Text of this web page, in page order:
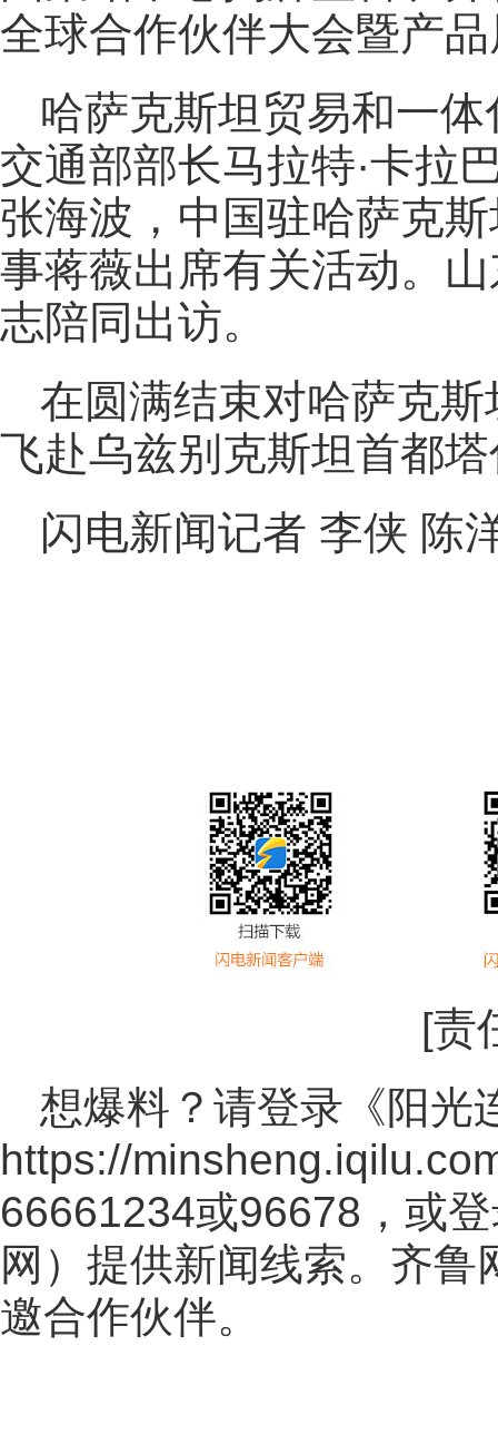
全球合作伙伴大会暨产
哈萨克斯坦贸易和一
交通部部长马拉特·卡拉
张海波，中国驻哈萨克
事蒋薇出席有关活动。
志陪同出访。
在圆满结束对哈萨克
飞赴乌兹别克斯坦首都
闪电新闻记者 李侠 陈
[责
想爆料？请登录《阳光
https://
66661234或96678，或
网 ）提供新闻线索。齐鲁
邀合作伙伴。